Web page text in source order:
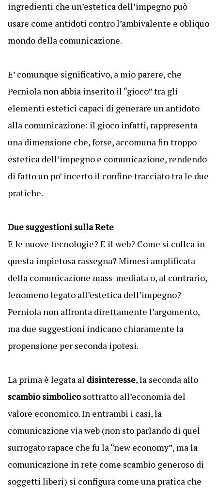
ingredienti che un’estetica dell’impegno può
usare come antidoti contro l’ambivalente e obliquo
mondo della comunicazione.
E’ comunque significativo, a mio parere, che
Perniola non abbia inserito il “gioco” tra gli
elementi estetici capaci di generare un antidoto
alla comunicazione: il gioco infatti, rappresenta
una dimensione che, forse, accomuna fin troppo
estetica dell’impegno e comunicazione, rendendo
di fatto un po’ incerto il confine tracciato tra le due
pratiche.
Due suggestioni sulla Rete
E le nuove tecnologie? E il web? Come si collca in
questa impietosa rassegna? Mimesi amplificata
della comunicazione mass-mediata o, al contrario,
fenomeno legato all’estetica dell’impegno?
Perniola non affronta direttamente l’argomento,
ma due suggestioni indicano chiaramente la
propensione per seconda ipotesi.
La prima è legata al disinteresse, la seconda allo
scambio simbolicosottratto all’economia del
valore economico. In entrambi i casi, la
comunicazione via web (non sto parlando di quel
surrogato rapace che fu la “new economy”, ma la
comunicazione in rete come scambio generoso di
soggetti liberi) si configura come una pratica che